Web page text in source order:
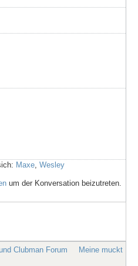
Maxe Wesley
um der Konversation beizutreten.
Clubman Forum
Meine muckt